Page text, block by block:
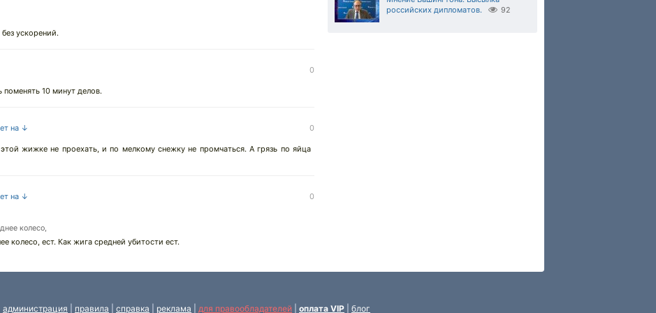
российских дипломатов.
92
ускорений.
0
поменять 10 минут делов.
на ↓ 0
жижке не проехать, и по мелкому снежку не промчаться. А грязь по яйца
на ↓ 0
колесо,
колесо, ест. Как жига средней убитости ест.
администрация правила справка реклама для правообладателей оплата VIP блог